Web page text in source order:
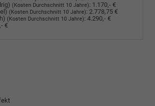
(Kosten Durchschnitt 10 Jahre): 1.170,- €
(Kosten Durchschnitt 10 Jahre): 2.778,75 €
(Kosten Durchschnitt 10 Jahre): 4.290,- €
€